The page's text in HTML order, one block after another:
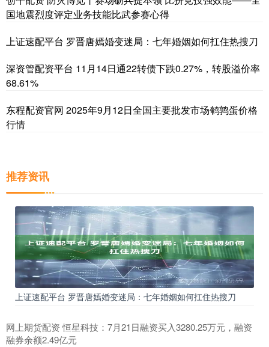
国地震烈度评定业务技能比武参赛心得
上证速配平台 罗晋唐嫣婚变迷局：七年婚姻如何扛住热搜刀
深资管配资平台 11月14日通22转债下跌0.27%，转股溢价率
68.61%
东程配资官网 2025年9月12日全国主要批发市场鹌鹑蛋价格
行情
推荐资讯
上证速配平台 罗晋唐嫣婚变迷局：七年婚姻如何扛住热搜刀
网上期货配资 恒星科技：7月21日融资买入3280.25万元，融资
融券余额2.49亿元